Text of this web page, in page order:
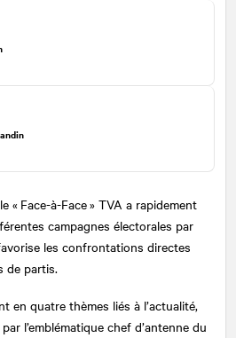
« Face-à-Face » TVA a rapidement
campagnes électorales par
les confrontations directes
de partis.
en quatre thèmes liés à l’actualité,
l’emblématique chef d’antenne du